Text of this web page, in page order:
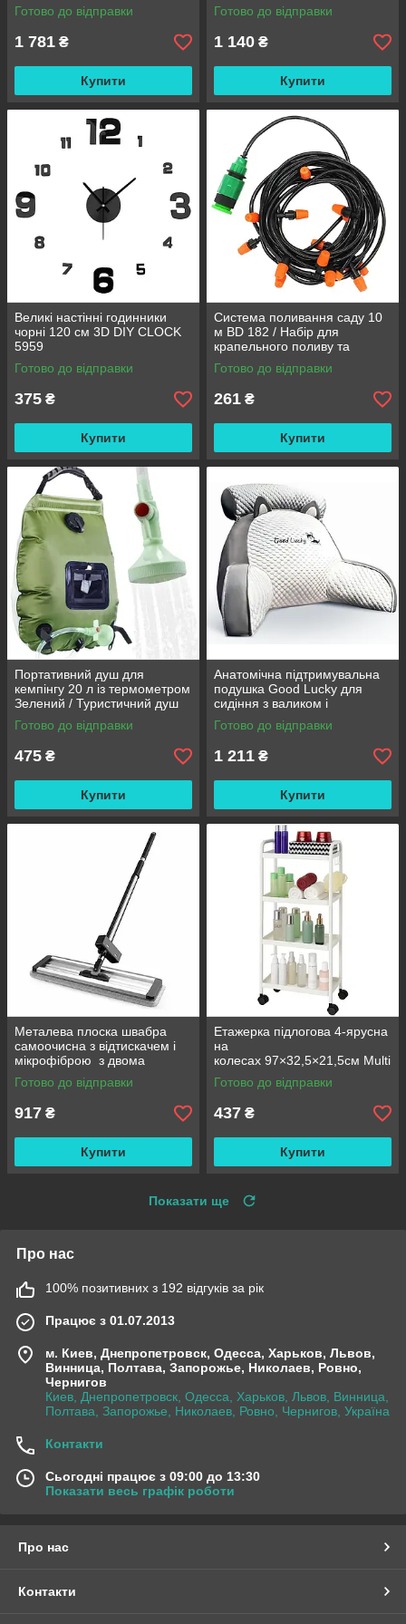
двомісний гумовий човен
180/98см
Готово до відправки
1 781 ₴
Купити
та тераси
Готово до відправки
1 140 ₴
Купити
Великі настінні годинники
чорні 120 см 3D DIY CLOCK
5959
Готово до відправки
375 ₴
Купити
Система поливання саду 10
м BD 182 / Набір для
крапельного поливу та
охолодження / Комплект для
поливання
Готово до відправки
261 ₴
Купити
Портативний душ для
кемпінгу 20 л із термометром
Зелений / Туристичний душ
переносний з лійкою /
Польовий душ сумка
Готово до відправки
475 ₴
Купити
Анатомічна підтримувальна
подушка Good Lucky для
сидіння з валиком і
підлокітниками
Готово до відправки
1 211 ₴
Купити
Металева плоска швабра
самоочисна з відтискачем і
мікрофіброю з двома
змінними насадками M06
42см
Готово до відправки
917 ₴
Купити
Етажерка підлогова 4-ярусна
на
колесах 97×32,5×21,5см Multi
fucntion Rack JC606
/ Підлогова вузька стелаж-
етажерка
Готово до відправки
437 ₴
Купити
Показати ще
Про нас
100% позитивних з 192 відгуків за рік
Працює з 01.07.2013
м. Киев, Днепропетровск, Одесса, Харьков, Львов,
Винница, Полтава, Запорожье, Николаев, Ровно,
Чернигов
Киев, Днепропетровск, Одесса, Харьков, Львов, Винница,
Полтава, Запорожье, Николаев, Ровно, Чернигов, Україна
Контакти
Сьогодні працює з 09:00 до 13:30
Показати весь графік роботи
Про нас
Контакти